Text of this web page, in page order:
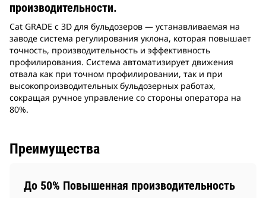
производительности.
Cat GRADE с 3D для бульдозеров — устанавливаемая на
заводе система регулирования уклона, которая повышает
точность, производительность и эффективность
профилирования. Система автоматизирует движения
отвала как при точном профилировании, так и при
высокопроизводительных бульдозерных работах,
сокращая ручное управление со стороны оператора на
80%.
Преимущества
До 50% Повышенная производительность